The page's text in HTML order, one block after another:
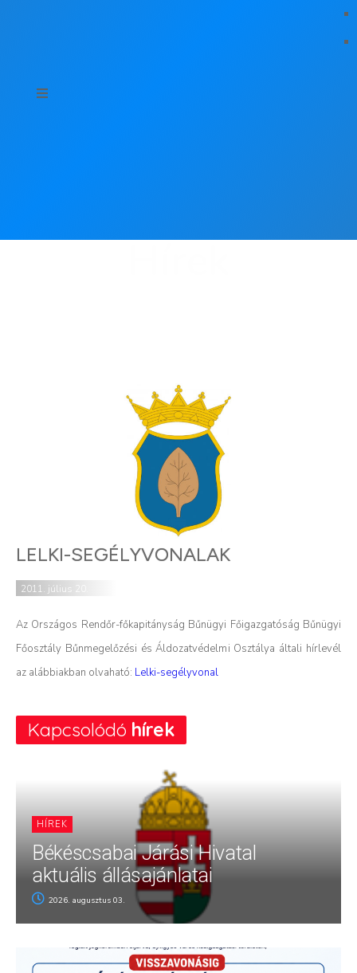
LELKI-SEGÉLYVONALAK
2011. július 20.
Az Országos Rendőr-főkapitányság Bűnügyi Főigazgatóság Bűnügyi
Főosztály Bűnmegelőzési és Áldozatvédelmi Osztálya általi hírlevél
az alábbiakban olvaható: Lelki-segélyvonal
Kapcsolódó hírek
HÍREK
Békéscsabai Járási Hivatal
aktuális állásajánlatai
2026. augusztus 03.